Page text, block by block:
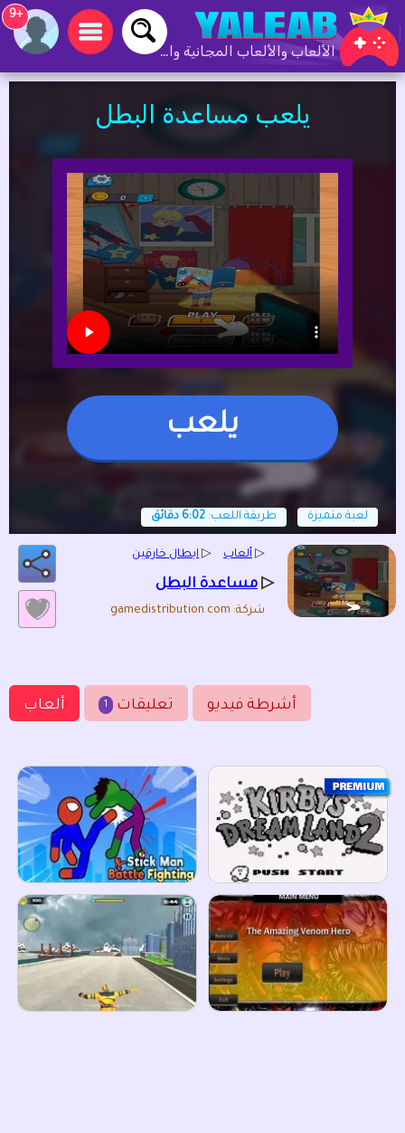
الألعاب والألعاب المجانية والألعاب عبر الإنترنت
+9
يلعب مساعدة البطل
يلعب
لعبة متميزة طريقة اللعب: 6:02 دقائق
▷ ألعاب ▷ ابطال خارقين
▷ مساعدة البطل
شركة: gamedistribution.com
ألعاب 1 تعليقات أشرطة فيديو